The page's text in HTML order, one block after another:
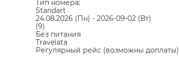
Тип номера:
Standart
24.08.2026 (Пн) - 2026-09-02 (Вт)
(9)
Без питания
Travelata
Регулярный рейс (возможны доплаты)